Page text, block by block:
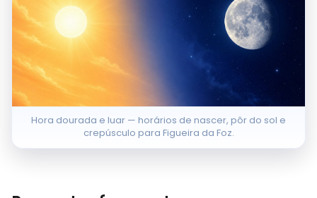
Hora dourada e luar — horários de nascer, pôr do sol e
crepúsculo para Figueira da Foz.